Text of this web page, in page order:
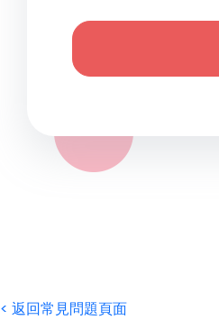
< 返回常見問題頁面